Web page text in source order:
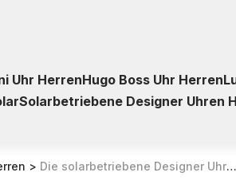
Uhr HerrenHugo Boss Uhr Herren
Solarbetriebene Designer Uhren
> Die solarbetriebene Designer Uhr Citizen AS2050-87E mit Funk für Herren – Kaufberatung